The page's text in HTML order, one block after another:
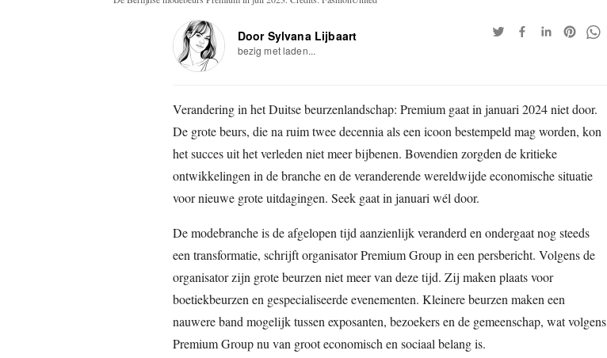
Door Sylvana Lijbaart
bezig met laden...
Verandering in het Duitse beurzenlandschap: Premium gaat in januari 2024 niet door.
De grote beurs, die na ruim twee decennia als een icoon bestempeld mag worden, kon
het succes uit het verleden niet meer bijbenen. Bovendien zorgden de kritieke
ontwikkelingen in de branche en de veranderende wereldwijde economische situatie
voor nieuwe grote uitdagingen. Seek gaat in januari wél door.
De modebranche is de afgelopen tijd aanzienlijk veranderd en ondergaat nog steeds
een transformatie, schrijft organisator Premium Group in een persbericht. Volgens de
organisator zijn grote beurzen niet meer van deze tijd. Zij maken plaats voor
boetiekbeurzen en gespecialiseerde evenementen. Kleinere beurzen maken een
nauwere band mogelijk tussen exposanten, bezoekers en de gemeenschap, wat volgens
Premium Group nu van groot economisch en sociaal belang is.